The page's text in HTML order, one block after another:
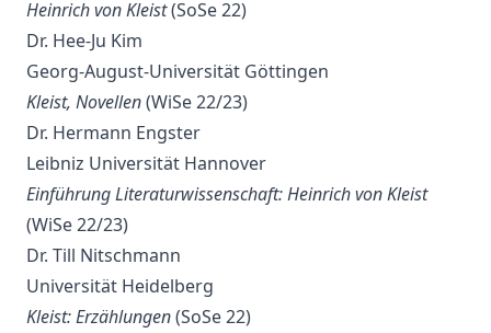
Heinrich von Kleist(SoSe 22)
Dr. Hee-Ju Kim
Georg-August-Universität Göttingen
Kleist, Novellen(WiSe 22/23)
Dr. Hermann Engster
Leibniz Universität Hannover
Einführung Literaturwissenschaft: Heinrich von Kleist
(WiSe 22/23)
Dr. Till Nitschmann
Universität Heidelberg
Kleist: Erzählungen(SoSe 22)